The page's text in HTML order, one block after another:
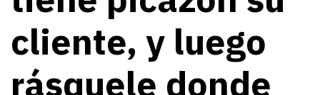
cliente, y luego
rásquele donde